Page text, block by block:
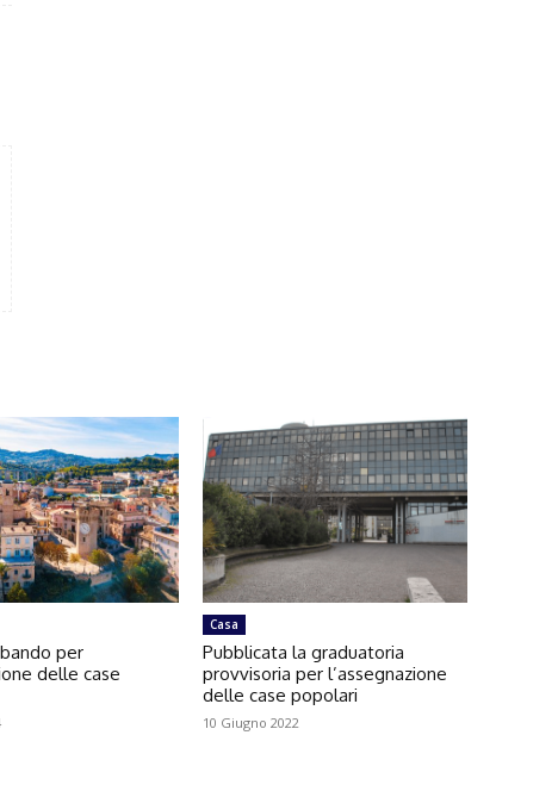
per
delle case
Casa
Pubblicata la graduatoria
provvisoria per l’assegnazione
delle case popolari
10 Giugno 2022